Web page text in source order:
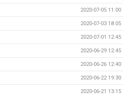
2020-07-05 11:00
2020-07-03 18:05
2020-07-01 12:45
2020-06-29 12:45
2020-06-26 12:40
2020-06-22 19:30
2020-06-21 13:15